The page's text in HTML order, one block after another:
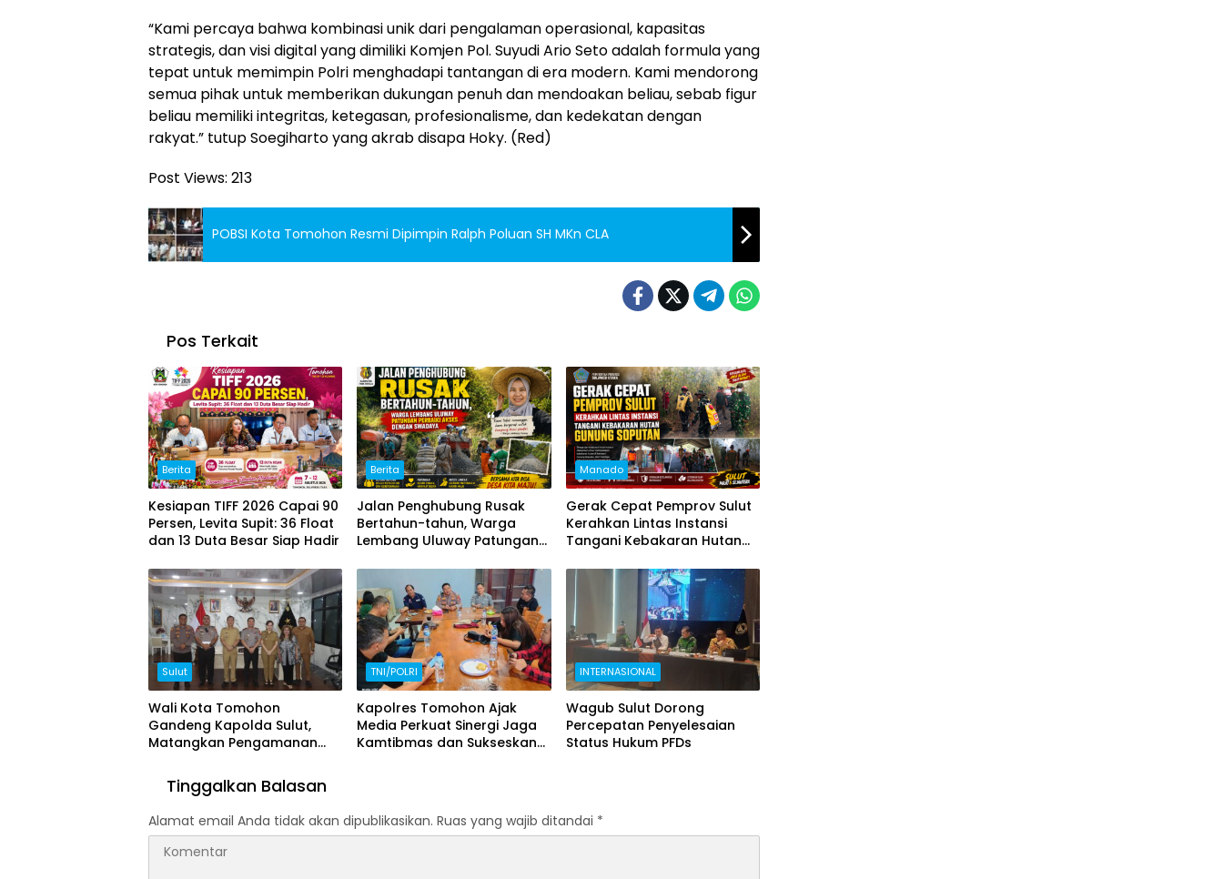
“Kami percaya bahwa kombinasi unik dari pengalaman operasional, kapasitas
strategis, dan visi digital yang dimiliki Komjen Pol. Suyudi Ario Seto adalah formula yang
tepat untuk memimpin Polri menghadapi tantangan di era modern. Kami mendorong
semua pihak untuk memberikan dukungan penuh dan mendoakan beliau, sebab figur
beliau memiliki integritas, ketegasan, profesionalisme, dan kedekatan dengan
rakyat.” tutup Soegiharto yang akrab disapa Hoky. (Red)
Post Views: 213
POBSI Kota Tomohon Resmi Dipimpin Ralph Poluan SH MKn CLA
Pos Terkait
Berita
Kesiapan TIFF 2026 Capai 90
Persen, Levita Supit: 36 Float
dan 13 Duta Besar Siap Hadir
Berita
Jalan Penghubung Rusak
Bertahun-tahun, Warga
Lembang Uluway Patungan
Swadaya
Manado
Gerak Cepat Pemprov Sulut
Kerahkan Lintas Instansi
Tangani Kebakaran Hutan
Sulut
Wali Kota Tomohon
Gandeng Kapolda Sulut,
Matangkan Pengamanan
TNI/POLRI
Kapolres Tomohon Ajak
Media Perkuat Sinergi Jaga
Kamtibmas dan Sukseskan
INTERNASIONAL
Wagub Sulut Dorong
Percepatan Penyelesaian
Status Hukum PFDs
Tinggalkan Balasan
Alamat email Anda tidak akan dipublikasikan. Ruas yang wajib ditandai *